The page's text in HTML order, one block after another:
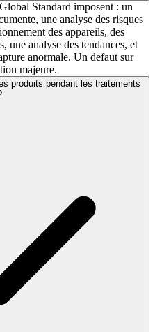
Standard imposent : un
une analyse des risques
des appareils, des
une analyse des tendances, et
anormale. Un defaut sur
majeure.
produits pendant les traitements